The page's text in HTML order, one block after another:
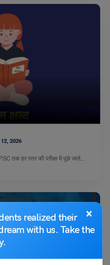
×
realized their
with us. Take the
2026
तक हर स्तर की परीक्षा में पूछे जाते…